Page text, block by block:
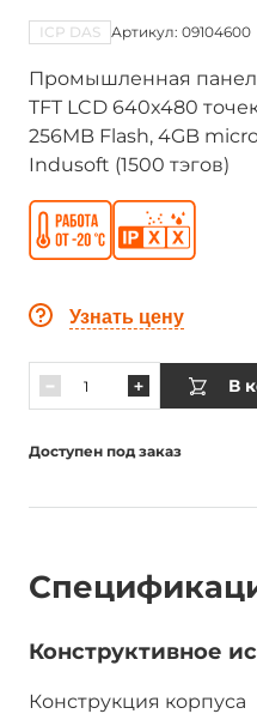
ICP DAS Артикул: 09104600
Промышленная
TFT LCD 640x480
256MB Flash, 4GB
Indusoft (1500 тэгов)
Узнать цену
В
Доступен под заказ
Конструктивное
Конструкция корпуса